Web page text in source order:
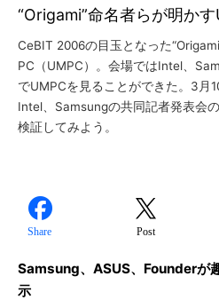
“Origami”命名者らが明か
CeBIT 2006の目玉となった
PC（UMPC）。会場ではIntel、
でUMPCを見ることができた。3月
Intel、Samsungの共同記者発表会
検証してみよう。
Share Post
Samsung、ASUS、Founderが
示